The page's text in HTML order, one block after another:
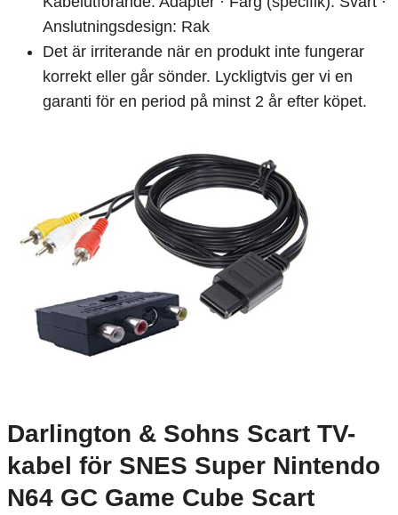
Anslutningsdesign: Rak
Det är irriterande när en produkt inte fungerar
korrekt eller går sönder. Lyckligtvis ger vi en
garanti för en period på minst 2 år efter köpet.
Darlington & Sohns Scart TV-
kabel för SNES Super Nintendo
N64 GC Game Cube Scart